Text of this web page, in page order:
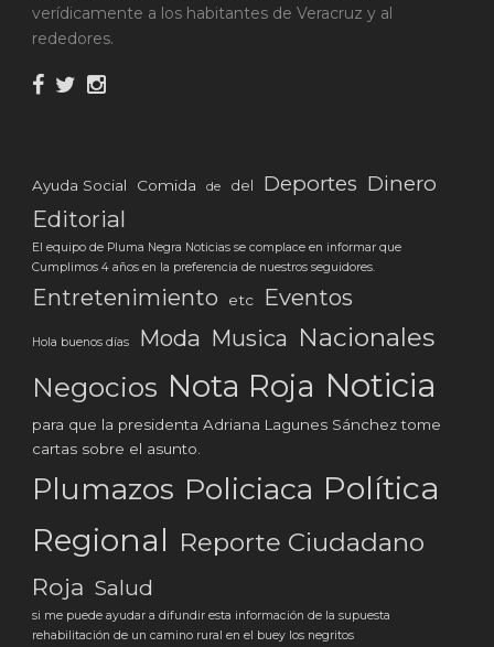
verídicamente a los habitantes de Veracruz y al
rededores.
Ayuda Social Comida de del Deportes Dinero
Editorial
El equipo de Pluma Negra Noticias se complace en informar que
Cumplimos 4 años en la preferencia de nuestros seguidores.
Entretenimiento etc Eventos
Hola buenos días Moda Musica Nacionales
Negocios Nota Roja Noticia
para que la presidenta Adriana Lagunes Sánchez tome
cartas sobre el asunto.
Plumazos Policiaca Política
Regional Reporte Ciudadano
Roja Salud
si me puede ayudar a difundir esta información de la supuesta
rehabilitación de un camino rural en el buey los negritos